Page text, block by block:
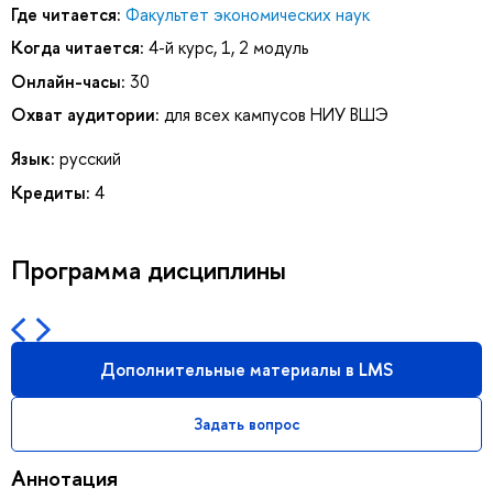
Где читается: Факультет экономических наук
Когда читается: 4-й курс, 1, 2 модуль
Онлайн-часы: 30
Охват аудитории: для всех кампусов НИУ ВШЭ
Язык: русский
Кредиты: 4
Программа дисциплины
Дополнительные материалы в LMS
Задать вопрос
Аннотация